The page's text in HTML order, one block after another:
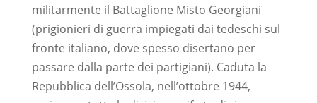
militarmente il Battaglione Misto Georgiani
(prigionieri di guerra impiegati dai tedeschi sul
fronte italiano, dove spesso disertano per
passare dalla parte dei partigiani). Caduta la
Repubblica dell’Ossola, nell’ottobre 1944,